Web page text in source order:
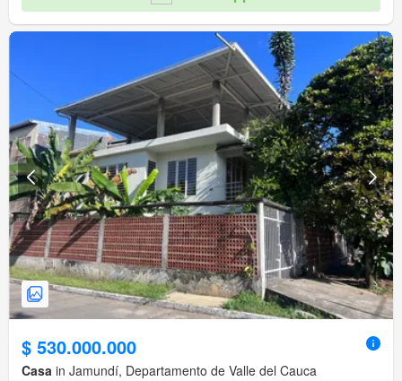
$ 530.000.000
Casa in Jamundí, Departamento de Valle del Cauca